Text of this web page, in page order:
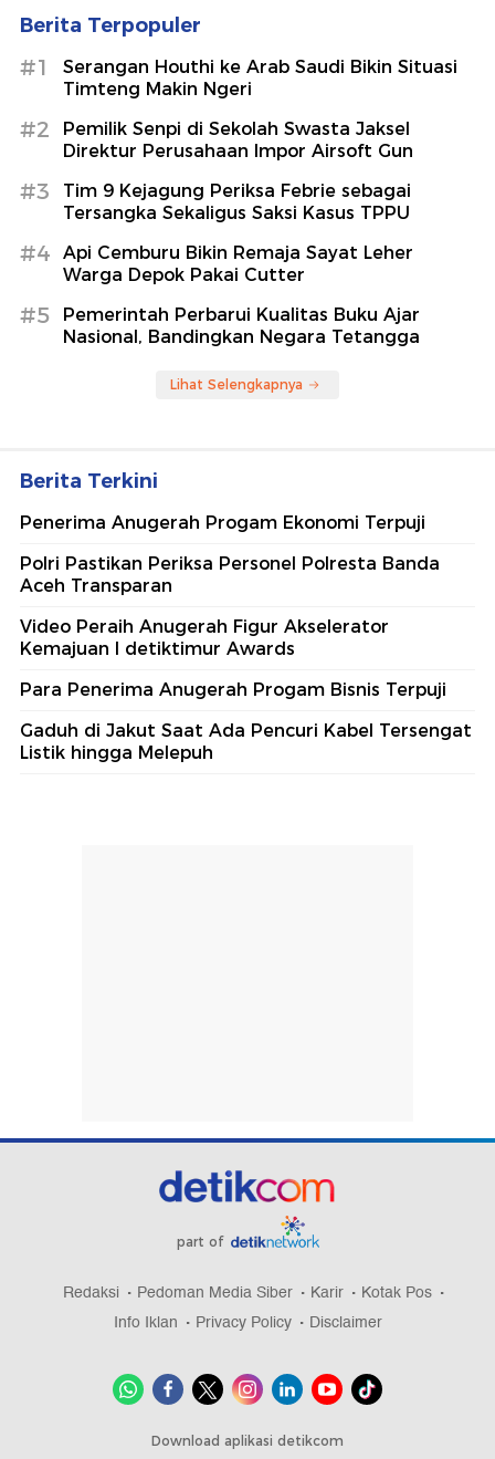
Berita Terpopuler
#1
Serangan Houthi ke Arab Saudi Bikin Situasi
Timteng Makin Ngeri
#2
Pemilik Senpi di Sekolah Swasta Jaksel
Direktur Perusahaan Impor Airsoft Gun
#3
Tim 9 Kejagung Periksa Febrie sebagai
Tersangka Sekaligus Saksi Kasus TPPU
#4
Api Cemburu Bikin Remaja Sayat Leher
Warga Depok Pakai Cutter
#5
Pemerintah Perbarui Kualitas Buku Ajar
Nasional, Bandingkan Negara Tetangga
Lihat Selengkapnya
Berita Terkini
Penerima Anugerah Progam Ekonomi Terpuji
Polri Pastikan Periksa Personel Polresta Banda
Aceh Transparan
Video Peraih Anugerah Figur Akselerator
Kemajuan I detiktimur Awards
Para Penerima Anugerah Progam Bisnis Terpuji
Gaduh di Jakut Saat Ada Pencuri Kabel Tersengat
Listik hingga Melepuh
part of
Redaksi Pedoman Media Siber Karir
Kotak Pos
Info Iklan
Privacy Policy Disclaimer
Download aplikasi detikcom